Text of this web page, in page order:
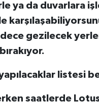
ya da duvarlara
gezilecek
listesi
saatlerde Lotus